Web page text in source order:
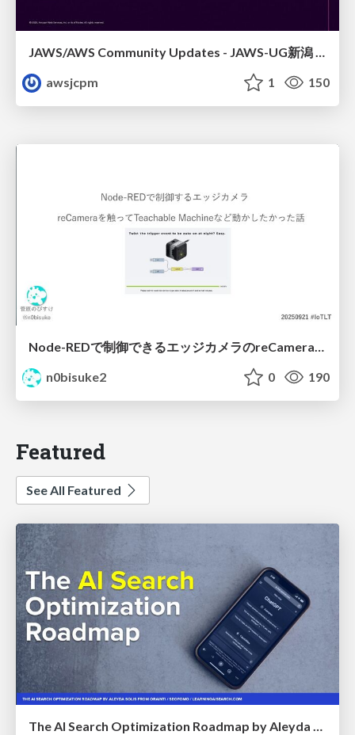
awsjcpm
1 150
Node-REDで制御できるエッジカメラのreCameraを触る #iotlt #JLCPCB #recamera
n0bisuke2
0 190
Featured
See All Featured
The AI Search Optimization Roadmap by Aleyda Solis